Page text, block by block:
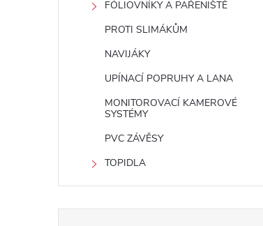
FÓLIOVNÍKY A PAŘENIŠTĚ
PROTI SLIMÁKŮM
NAVIJÁKY
UPÍNACÍ POPRUHY A LANA
MONITOROVACÍ KAMEROVÉ
SYSTÉMY
PVC ZÁVĚSY
TOPIDLA